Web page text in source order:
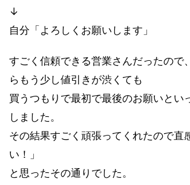
↓
自分「よろしくお願いします」
すごく信頼できる営業さんだったので
らもう少し値引きが渋くても
買うつもりで最初で最後のお願いとい
しました。
その結果すごく頑張ってくれたので直
い！」
と思ったその通りでした。